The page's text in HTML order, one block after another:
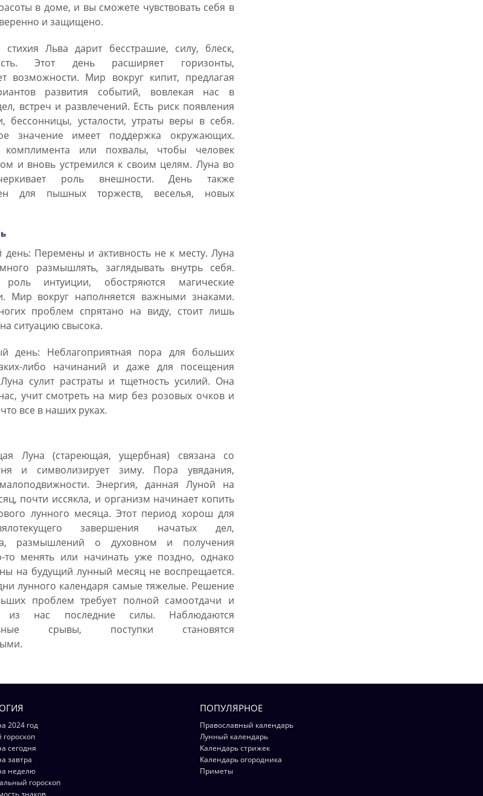
в доме, и вы сможете чувствовать себя в
и защищено.
стихия Льва дарит бесстрашие, силу, блеск,
Этот день расширяет горизонты,
возможности. Мир вокруг кипит, предлагая
развития событий, вовлекая нас в
встреч и развлечений. Есть риск появления
бессонницы, усталости, утраты веры в себя.
значение имеет поддержка окружающих.
комплимента или похвалы, чтобы человек
и вновь устремился к своим целям. Луна во
роль внешности. День также
для пышных торжеств, веселья, новых
день: Перемены и активность не к месту. Луна
много размышлять, заглядывать внутрь себя.
роль интуиции, обостряются магические
Мир вокруг наполняется важными знаками.
проблем спрятано на виду, стоит лишь
ситуацию свысока.
день: Неблагоприятная пора для больших
либо начинаний и даже для посещения
сулит растраты и тщетность усилий. Она
учит смотреть на мир без розовых очков и
все в наших руках.
Луна (стареющая, ущербная) связана со
и символизирует зиму. Пора увядания,
Энергия, данная Луной на
почти иссякла, и организм начинает копить
лунного месяца. Этот период хорош для
завершения начатых дел,
размышлений о духовном и получения
то менять или начинать уже поздно, однако
на будущий лунный месяц не воспрещается.
лунного календаря самые тяжелые. Решение
проблем требует полной самоотдачи и
из нас последние силы. Наблюдаются
срывы, поступки становятся
2024 год
гороскоп
сегодня
завтра
неделю
гороскоп
знаков
ПОПУЛЯРНОЕ
Православный календарь
Лунный календарь
Календарь стрижек
Календарь огородника
Приметы